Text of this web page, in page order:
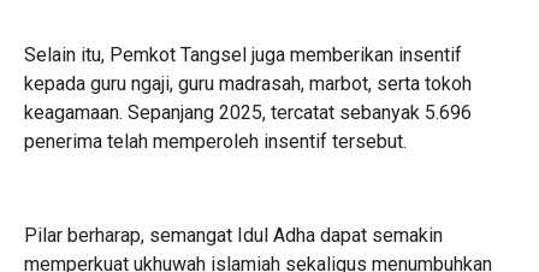
Selain itu, Pemkot Tangsel juga memberikan insentif
kepada guru ngaji, guru madrasah, marbot, serta tokoh
keagamaan. Sepanjang 2025, tercatat sebanyak 5.696
penerima telah memperoleh insentif tersebut.
Pilar berharap, semangat Idul Adha dapat semakin
memperkuat ukhuwah islamiah sekaligus menumbuhkan